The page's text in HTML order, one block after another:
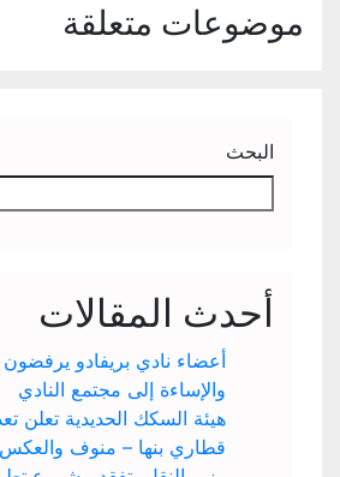
موضوعات متعلقة
البحث
أحدث المقالات
أعضاء نادي بريفادو
والإساءة إلى مجتمع النادي
هيئة السكك الحديدية تعلن
قطاري بنها – منوف والعكس